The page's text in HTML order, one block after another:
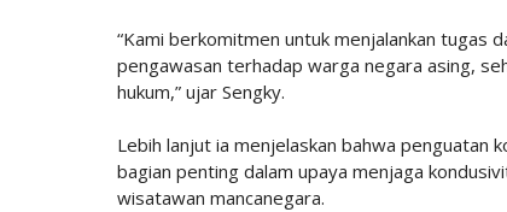
“Kami berkomitmen untuk menjalankan tugas
pengawasan terhadap warga negara asing,
hukum,” ujar Sengky.
Lebih lanjut ia menjelaskan bahwa penguatan
bagian penting dalam upaya menjaga
wisatawan mancanegara.